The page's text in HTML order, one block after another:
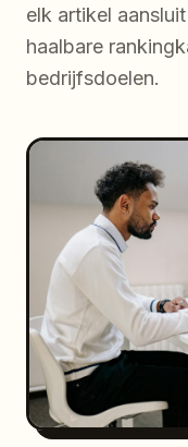
elk artikel
haalbare
bedrijfsdoelen.